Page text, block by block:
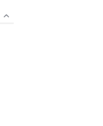
expand_more